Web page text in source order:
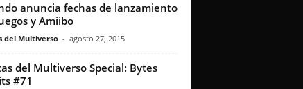
anuncia fechas de lanzamiento
y Amiibo
del Multiverso - agosto 27, 2015
del Multiverso Special: Bytes
#71